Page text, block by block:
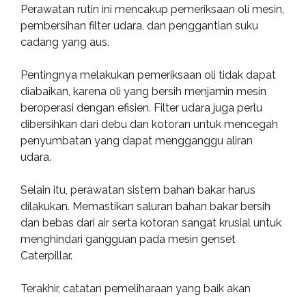
Perawatan rutin ini mencakup pemeriksaan oli mesin,
pembersihan filter udara, dan penggantian suku
cadang yang aus.
Pentingnya melakukan pemeriksaan oli tidak dapat
diabaikan, karena oli yang bersih menjamin mesin
beroperasi dengan efisien. Filter udara juga perlu
dibersihkan dari debu dan kotoran untuk mencegah
penyumbatan yang dapat mengganggu aliran
udara.
Selain itu, perawatan sistem bahan bakar harus
dilakukan. Memastikan saluran bahan bakar bersih
dan bebas dari air serta kotoran sangat krusial untuk
menghindari gangguan pada mesin genset
Caterpillar.
Terakhir, catatan pemeliharaan yang baik akan